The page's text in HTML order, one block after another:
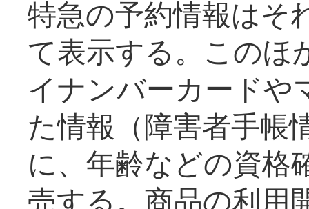
特急の予約情報はそ
て表示する。このほ
イナンバーカードや
た情報（障害者手帳
に、年齢などの資格
売する。商品の利用